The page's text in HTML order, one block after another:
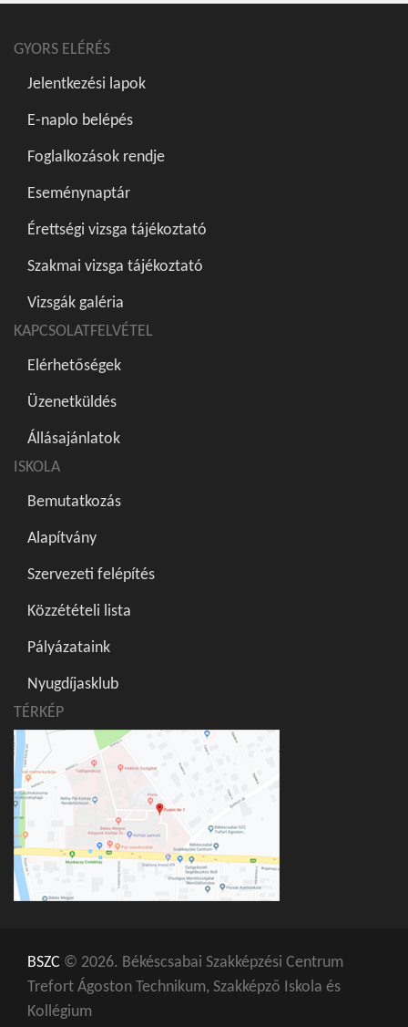
GYORS ELÉRÉS
Jelentkezési lapok
E-naplo belépés
Foglalkozások rendje
Eseménynaptár
Érettségi vizsga tájékoztató
Szakmai vizsga tájékoztató
Vizsgák galéria
KAPCSOLATFELVÉTEL
Elérhetőségek
Üzenetküldés
Állásajánlatok
ISKOLA
Bemutatkozás
Alapítvány
Szervezeti felépítés
Közzétételi lista
Pályázataink
Nyugdíjasklub
TÉRKÉP
BSZC © 2026. Békéscsabai Szakképzési Centrum
Trefort Ágoston Technikum, Szakképző Iskola és
Kollégium